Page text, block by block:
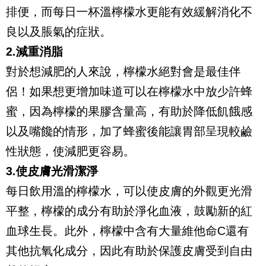
排便，而每日一杯溫檸檬水更能有效緩解消化不
良以及脹氣的症狀。
2.減重消脂
對於想減肥的人來說，檸檬水絕對會是最佳伴
侶！如果想更增加味道可以在檸檬水中放少許蜂
蜜，因為檸檬的果膠含量高，有助於降低飢餓感
以及嘴饞的情形，加了蜂蜜後能讓胃部呈現較鹼
性狀態，使減肥更容易。
3.使皮膚光滑潔淨
每日飲用溫的檸檬水，可以使皮膚的外觀更光滑
平整，檸檬的成分有助於淨化血液，鼓勵新的紅
血球生長。此外，檸檬中含有大量維他命C還有
其他抗氧化成分，因此有助於保護皮膚受到自由